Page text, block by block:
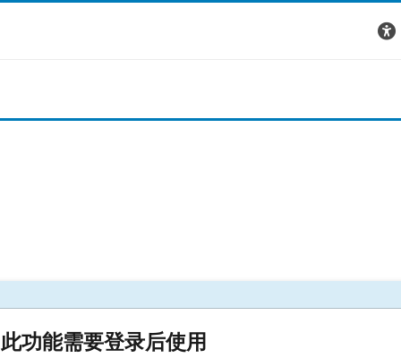
此功能需要登录后使用